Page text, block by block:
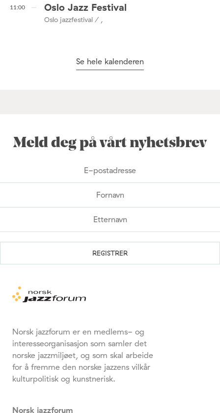
11:00 Oslo Jazz Festival
Oslo jazzfestival / ,
Se hele kalenderen
Meld deg på vårt nyhetsbrev
Norsk jazzforum er en medlems- og
interesseorganisasjon som samler det
norske jazzmiljøet, og som skal arbeide
for å fremme den norske jazzens vilkår
kulturpolitisk og kunstnerisk.
Norsk jazzforum